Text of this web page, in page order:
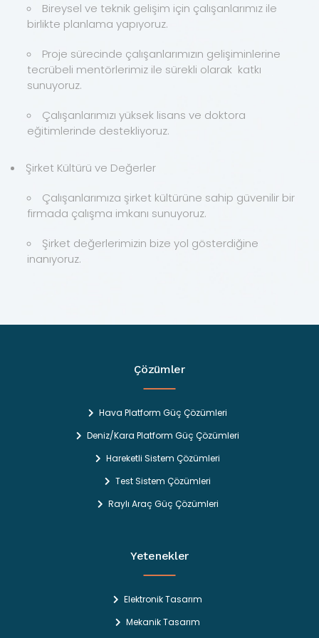
Bireysel ve teknik gelişim için çalışanlarımız ile
birlikte planlama yapıyoruz.
Proje sürecinde çalışanlarımızın gelişiminlerine
tecrübeli mentörlerimiz ile sürekli olarak katkı
sunuyoruz.
Çalışanlarımızı yüksek lisans ve doktora
eğitimlerinde destekliyoruz.
Şirket Kültürü ve Değerler
Çalışanlarımıza şirket kültürüne sahip güvenilir bir
firmada çalışma imkanı sunuyoruz.
Şirket değerlerimizin bize yol gösterdiğine
inanıyoruz.
Çözümler
Hava Platform Güç Çözümleri
Deniz/Kara Platform Güç Çözümleri
Hareketli Sistem Çözümleri
Test Sistem Çözümleri
Raylı Araç Güç Çözümleri
Yetenekler
Elektronik Tasarım
Mekanik Tasarım